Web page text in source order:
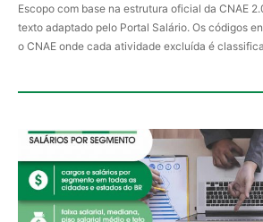
Escopo com base na estrutura oficial da CNAE
texto adaptado pelo Portal Salário. Os códigos
o CNAE onde cada atividade excluída é